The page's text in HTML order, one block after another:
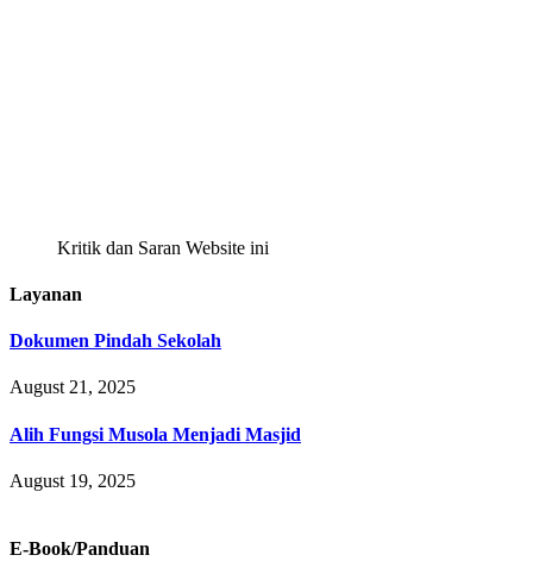
Kritik dan Saran Website ini
Layanan
Dokumen Pindah Sekolah
August 21, 2025
Alih Fungsi Musola Menjadi Masjid
August 19, 2025
E-Book/Panduan